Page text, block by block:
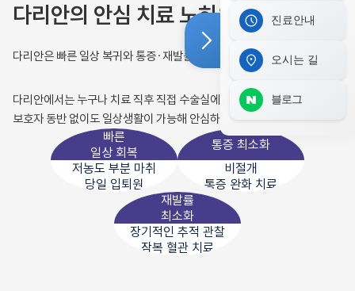
다리안의 안심 치료 노하우
다리안은 빠른 일상 복귀와 통증·재발률 최소화에 앞장섭니다.
다리안에서는 누구나 치료 직후 직접 수술실에서 걸어나올 수 있으며,
보호자 동반 없이도 일상생활이 가능해 안심하실 수 있습니다.
빠른
일상 회복
저농도 부분 마취
당일 입퇴원
통증 최소화
비절개
통증 완화 치료
재발률
최소화
장기적인 추적 관찰
잠복 혈관 치료
진료안내
오시는 길
블로그